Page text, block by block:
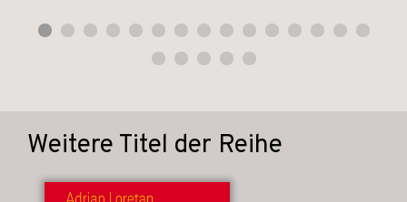
Weitere Titel der Reihe